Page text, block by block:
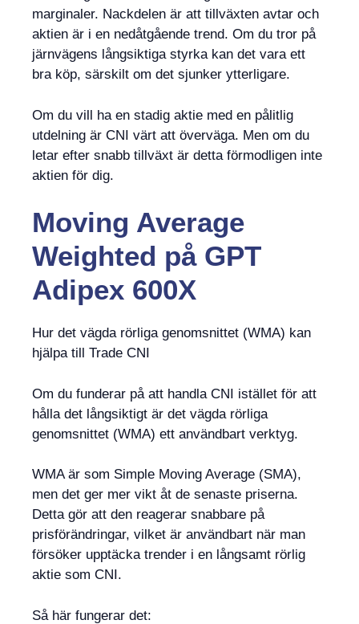
marginaler. Nackdelen är att tillväxten avtar och
aktien är i en nedåtgående trend. Om du tror på
järnvägens långsiktiga styrka kan det vara ett
bra köp, särskilt om det sjunker ytterligare.
Om du vill ha en stadig aktie med en pålitlig
utdelning är CNI värt att överväga. Men om du
letar efter snabb tillväxt är detta förmodligen inte
aktien för dig.
Moving Average
Weighted påGPT
Adipex 600X
Hur det vägda rörliga genomsnittet (WMA) kan
hjälpa till Trade CNI
Om du funderar på att handla CNI istället för att
hålla det långsiktigt är det vägda rörliga
genomsnittet (WMA) ett användbart verktyg.
WMA är som Simple Moving Average (SMA),
men det ger mer vikt åt de senaste priserna.
Detta gör att den reagerar snabbare på
prisförändringar, vilket är användbart när man
försöker upptäcka trender i en långsamt rörlig
aktie som CNI.
Så här fungerar det: